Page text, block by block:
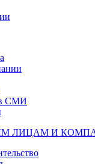
СМИ
ЛИЦАМ И